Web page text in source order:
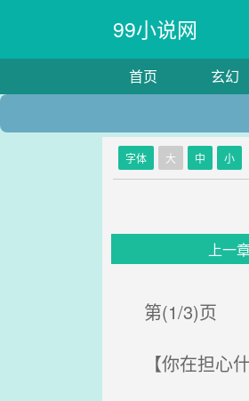
99小说网
首页 玄幻
字体 大 中 小
上一
第(1/3)页
【你在担心什